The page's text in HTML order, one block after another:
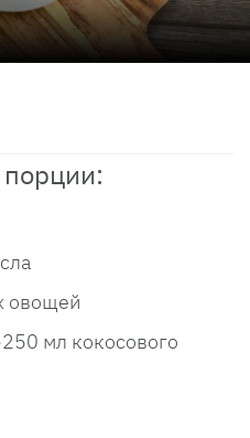
овощей
мл кокосового